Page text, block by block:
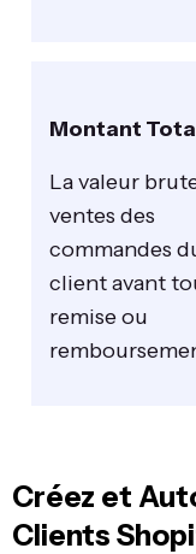
Montant
La valeur
ventes des
commandes
client avant
remise ou
Créez et
Clients